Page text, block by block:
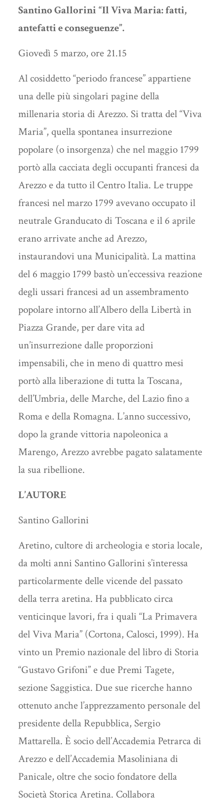
Santino Gallorini “Il Viva Maria: fatti,
antefatti e conseguenze”.
Giovedì 5 marzo, ore 21.15
Al cosiddetto “periodo francese” appartiene
una delle più singolari pagine della
millenaria storia di Arezzo. Si tratta del “Viva
Maria”, quella spontanea insurrezione
popolare (o insorgenza) che nel maggio 1799
portò alla cacciata degli occupanti francesi da
Arezzo e da tutto il Centro Italia. Le truppe
francesi nel marzo 1799 avevano occupato il
neutrale Granducato di Toscana e il 6 aprile
erano arrivate anche ad Arezzo,
instaurandovi una Municipalità. La mattina
del 6 maggio 1799 bastò un’eccessiva reazione
degli ussari francesi ad un assembramento
popolare intorno all’Albero della Libertà in
Piazza Grande, per dare vita ad
un’insurrezione dalle proporzioni
impensabili, che in meno di quattro mesi
portò alla liberazione di tutta la Toscana,
dell’Umbria, delle Marche, del Lazio fino a
Roma e della Romagna. L’anno successivo,
dopo la grande vittoria napoleonica a
Marengo, Arezzo avrebbe pagato salatamente
la sua ribellione.
L’AUTORE
Santino Gallorini
Aretino, cultore di archeologia e storia locale,
da molti anni Santino Gallorini s’interessa
particolarmente delle vicende del passato
della terra aretina. Ha pubblicato circa
venticinque lavori, fra i quali “La Primavera
del Viva Maria” (Cortona, Calosci, 1999). Ha
vinto un Premio nazionale del libro di Storia
“Gustavo Grifoni” e due Premi Tagete,
sezione Saggistica. Due sue ricerche hanno
ottenuto anche l’apprezzamento personale del
presidente della Repubblica, Sergio
Mattarella. È socio dell’Accademia Petrarca di
Arezzo e dell’Accademia Masoliniana di
Panicale, oltre che socio fondatore della
Società Storica Aretina. Collabora